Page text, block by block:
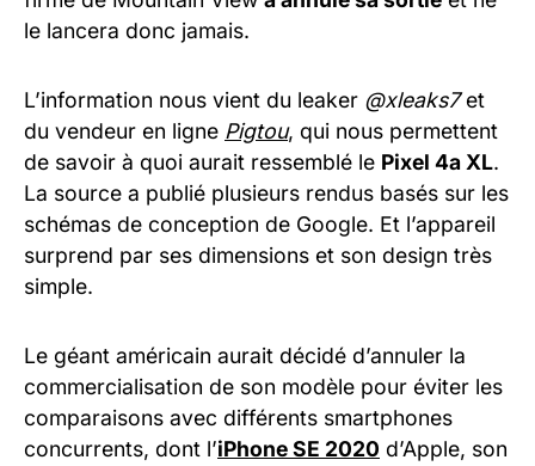
le lancera donc jamais.
L’information nous vient du leaker @xleaks7et
du vendeur en ligne Pigtou, qui nous permettent
de savoir à quoi aurait ressemblé le Pixel 4a XL.
La source a publié plusieurs rendus basés sur les
schémas de conception de Google. Et l’appareil
surprend par ses dimensions et son design très
simple.
Le géant américain aurait décidé d’annuler la
commercialisation de son modèle pour éviter les
comparaisons avec différents smartphones
concurrents, dont l’iPhone SE 2020 d’Apple, son